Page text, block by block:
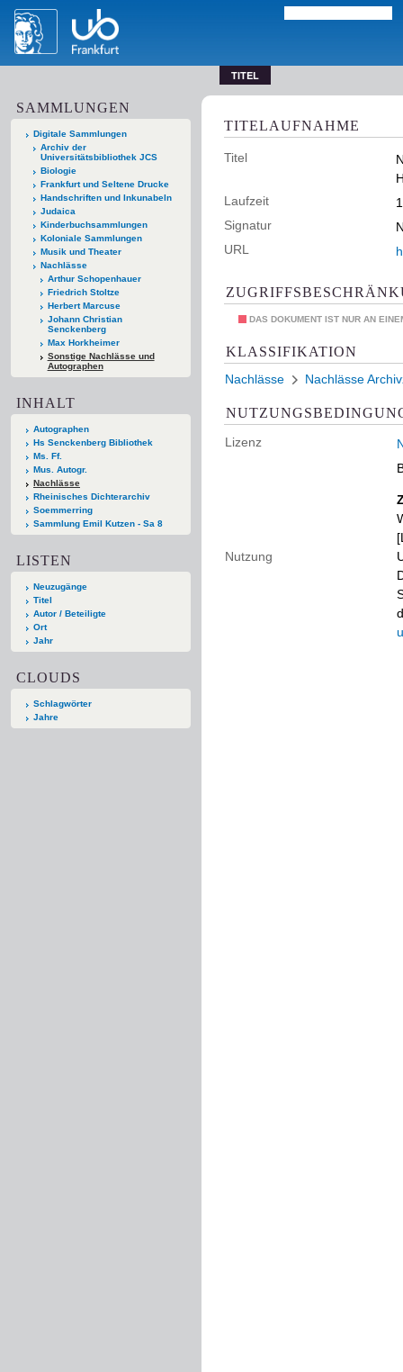
TITEL
SAMMLUNGEN
Digitale Sammlungen
Archiv der
Universitätsbibliothek JCS
Biologie
Frankfurt und Seltene Drucke
Handschriften und Inkunabeln
Judaica
Kinderbuchsammlungen
Koloniale Sammlungen
Musik und Theater
Nachlässe
Arthur Schopenhauer
Friedrich Stoltze
Herbert Marcuse
Johann Christian
Senckenberg
Max Horkheimer
Sonstige Nachlässe und
Autographen
INHALT
Autographen
Hs Senckenberg Bibliothek
Ms. Ff.
Mus. Autogr.
Nachlässe
Rheinisches Dichterarchiv
Soemmerring
Sammlung Emil Kutzen - Sa 8
LISTEN
Neuzugänge
Titel
Autor / Beteiligte
Ort
Jahr
CLOUDS
Schlagwörter
Jahre
TITELAUFNAHME
Titel
Laufzeit
Signatur
URL
DAS DOKUMENT IST NUR AN
KLASSIFIKATION
Nachlässe Nachlässe
Lizenz
Nutzung